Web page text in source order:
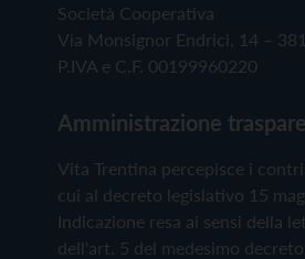
Società Cooperativa
Via Monsignor Endrici, 14 –
P.IVA e C.F. 00199960220
Amministrazione
Vita Trentina percepisce i
cui al decreto legislativo 15
Indicazione resa ai sensi della
dell'art. 5 del medesimo decreto